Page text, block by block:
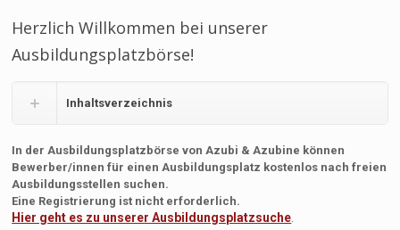
Herzlich Willkommen bei unserer
Ausbildungsplatzbörse!
Inhaltsverzeichnis
In der Ausbildungsplatzbörse von Azubi & Azubine können
Bewerber/innen für einen Ausbildungsplatz kostenlos nach freien
Ausbildungsstellen suchen.
Eine Registrierung ist nicht erforderlich.
Hier geht es zu unserer Ausbildungsplatzsuche.